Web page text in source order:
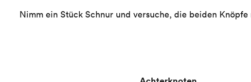
Nimm ein Stück Schnur und versuche, die beiden Knöpfe